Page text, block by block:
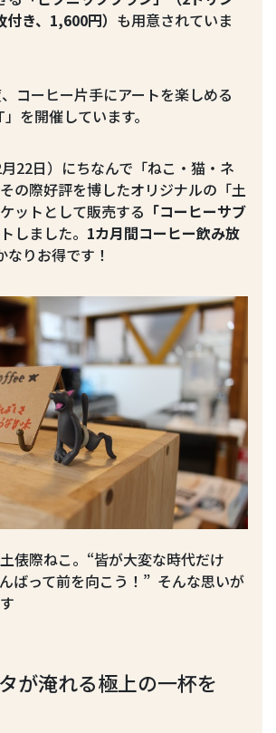
き、1,600円） も用意されていま
コーヒー片手にアートを楽しめる
」を開催しています。
22日）にちなんで「ねこ・猫・ネ
の際好評を博したオリジナルの「土
ットとして販売する 「コーヒーサブ
しました。 1カ月間コーヒー飲み放
なりお得です！
俵際ねこ。“皆が大変な時代だけ
ばって前を向こう！” そんな思いが
が淹れる極上の一杯を